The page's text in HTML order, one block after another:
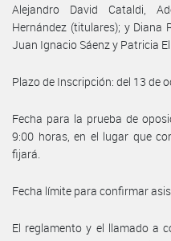
Alejandro David Cataldi,
Hernández (titulares); y Diana
Juan Ignacio Sáenz y Patricia
Plazo de Inscripción: del 13 de
Fecha para la prueba de
9:00 horas, en el lugar que
fijará.
Fecha límite para confirmar
El reglamento y el llamado a